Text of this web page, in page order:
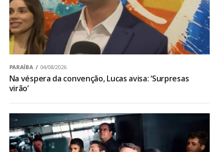
PARAÍBA 04/08/2026
Na véspera da convenção, Lucas avisa: ‘Surpresas
virão’